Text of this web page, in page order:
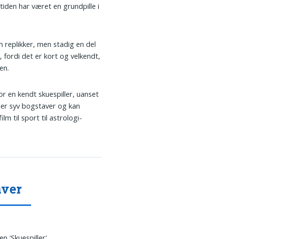
har været en grundpille i
replikker, men stadig en del
fordi det er kort og velkendt,
en kendt skuespiller, uanset
syv bogstaver og kan
til sport til astrologi-